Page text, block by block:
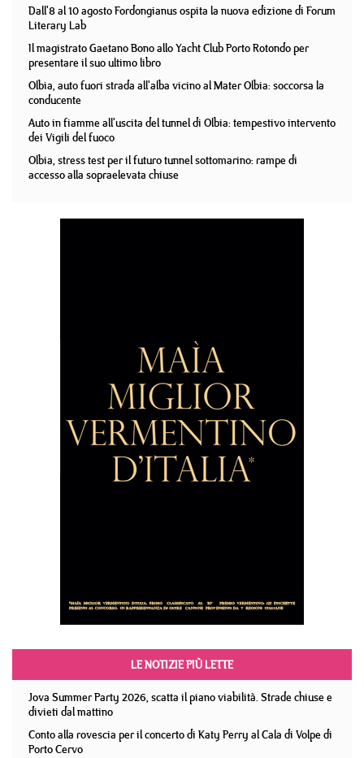
Dall'8 al 10 agosto Fordongianus ospita la nuova edizione di Forum
Literary Lab
Il magistrato Gaetano Bono allo Yacht Club Porto Rotondo per
presentare il suo ultimo libro
Olbia, auto fuori strada all'alba vicino al Mater Olbia: soccorsa la
conducente
Auto in fiamme all'uscita del tunnel di Olbia: tempestivo intervento
dei Vigili del fuoco
Olbia, stress test per il futuro tunnel sottomarino: rampe di
accesso alla sopraelevata chiuse
LE NOTIZIE PIÙ LETTE
Jova Summer Party 2026, scatta il piano viabilità. Strade chiuse e
divieti dal mattino
Conto alla rovescia per il concerto di Katy Perry al Cala di Volpe di
Porto Cervo